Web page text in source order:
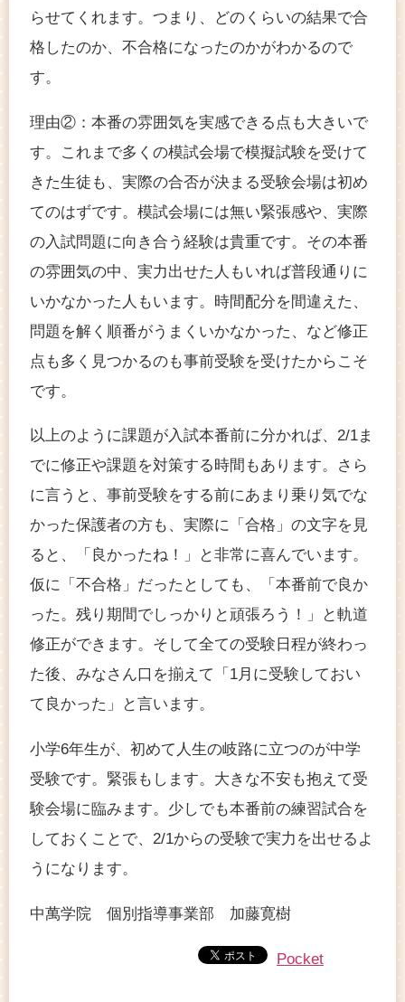
らせてくれます。つまり、どのくらいの結果で合
格したのか、不合格になったのかがわかるので
す。
理由②：本番の雰囲気を実感できる点も大きいで
す。これまで多くの模試会場で模擬試験を受けて
きた生徒も、実際の合否が決まる受験会場は初め
てのはずです。模試会場には無い緊張感や、実際
の入試問題に向き合う経験は貴重です。その本番
の雰囲気の中、実力出せた人もいれば普段通りに
いかなかった人もいます。時間配分を間違えた、
問題を解く順番がうまくいかなかった、など修正
点も多く見つかるのも事前受験を受けたからこそ
です。
以上のように課題が入試本番前に分かれば、2/1ま
でに修正や課題を対策する時間もあります。さら
に言うと、事前受験をする前にあまり乗り気でな
かった保護者の方も、実際に「合格」の文字を見
ると、「良かったね！」と非常に喜んでいます。
仮に「不合格」だったとしても、「本番前で良か
った。残り期間でしっかりと頑張ろう！」と軌道
修正ができます。そして全ての受験日程が終わっ
た後、みなさん口を揃えて「1月に受験しておい
て良かった」と言います。
小学6年生が、初めて人生の岐路に立つのが中学
受験です。緊張もします。大きな不安も抱えて受
験会場に臨みます。少しでも本番前の練習試合を
しておくことで、2/1からの受験で実力を出せるよ
うになります。
中萬学院 個別指導事業部 加藤寛樹
Pocket